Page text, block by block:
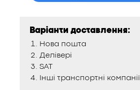
Варіанти доставлення:
Нова пошта
Делівері
SAT
Інші транспортні компанії